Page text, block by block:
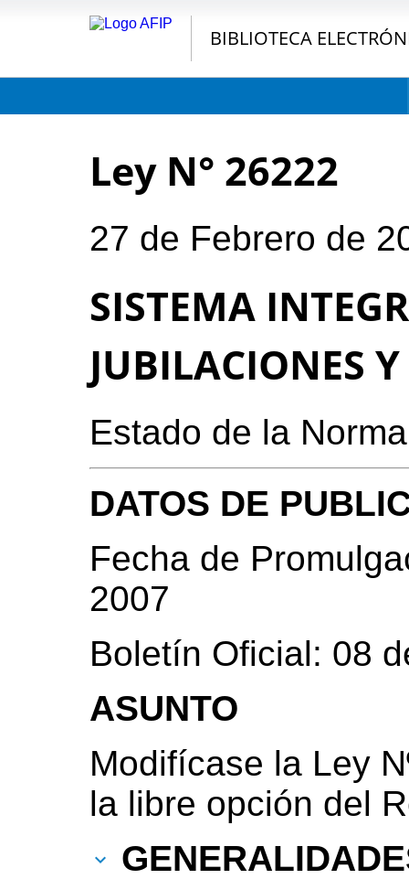
BIBLIOTECA
Ley N° 26222
27 de Febrero de
SISTEMA
JUBILACIONES
Estado de la
DATOS DE
Fecha de
2007
Boletín Oficial: 08
ASUNTO
Modifícase la Ley
la libre opción del